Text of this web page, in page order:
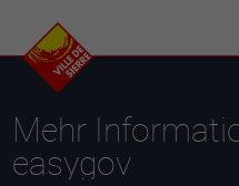
Mehr
easygov